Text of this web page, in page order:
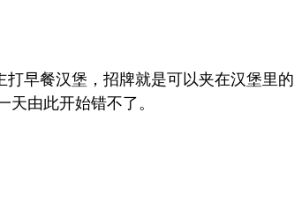
早餐汉堡，招牌就是可以夹在汉堡里的
由此开始错不了。